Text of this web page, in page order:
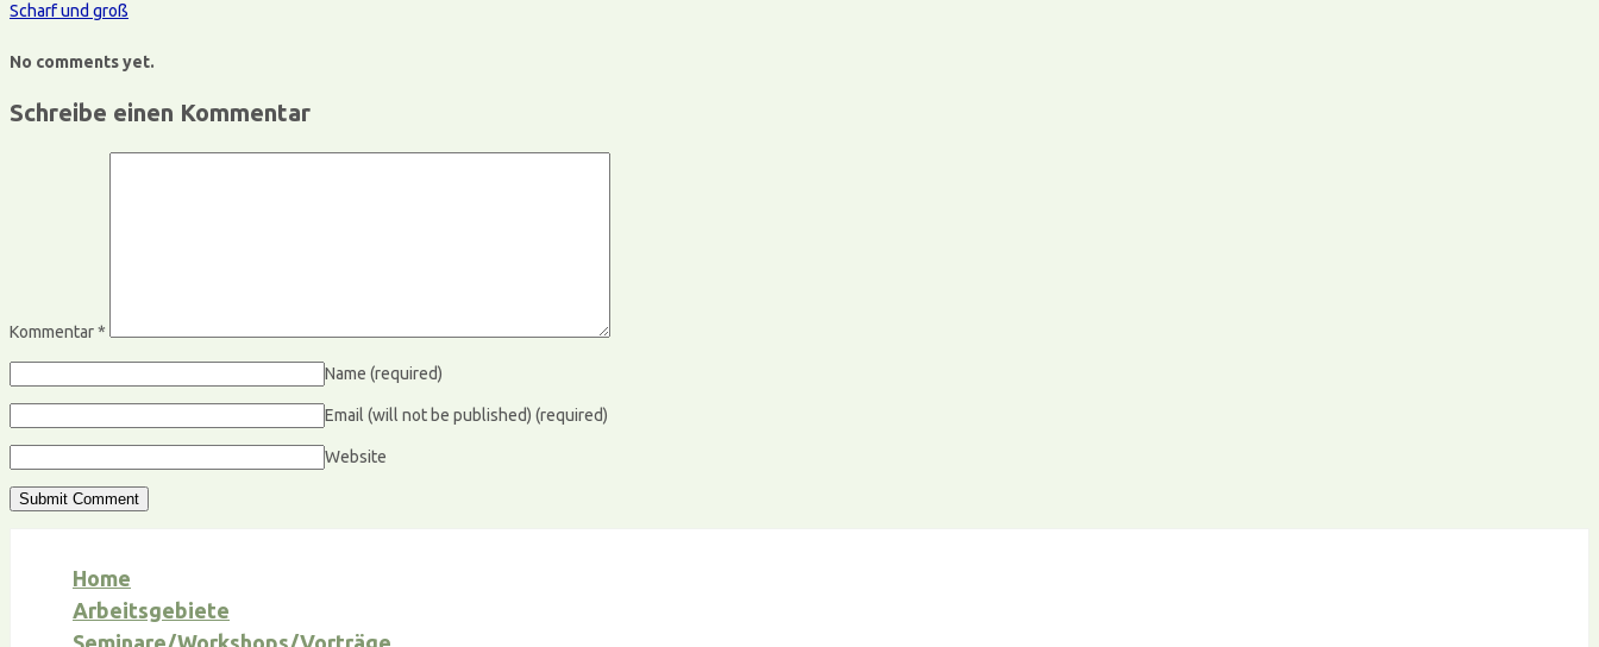
Scharf und groß
No comments yet.
Schreibe einen Kommentar
Kommentar*
Name (required)
Email (will not be published) (required)
Website
Home
Arbeitsgebiete